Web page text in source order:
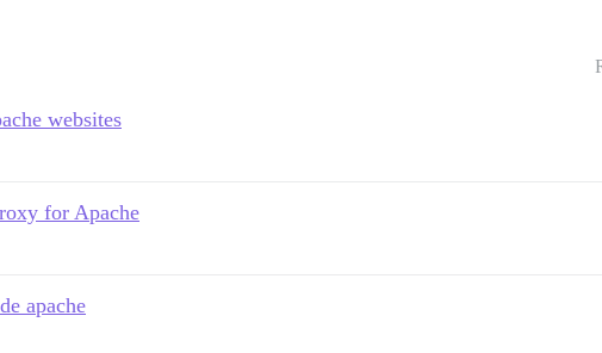
websites
for Apache
apache